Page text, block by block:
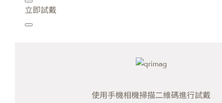
立即試戴
使用手機相機掃描二維碼進行試戴